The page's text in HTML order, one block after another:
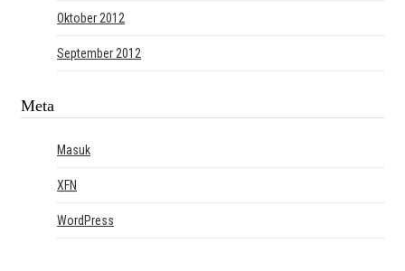
Oktober 2012
September 2012
Meta
Masuk
XFN
WordPress